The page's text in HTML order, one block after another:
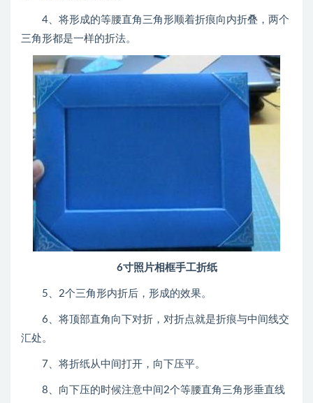
4、将形成的等腰直角三角形顺着折痕向内折叠，两个
三角形都是一样的折法。
6寸照片相框手工折纸
5、2个三角形内折后，形成的效果。
6、将顶部直角向下对折，对折点就是折痕与中间线交
汇处。
7、将折纸从中间打开，向下压平。
8、向下压的时候注意中间2个等腰直角三角形垂直线